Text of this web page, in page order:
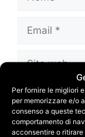
Per fornire le migliori
per memorizzare e/o
consenso a queste
comportamento di
acconsentire o
Email
Sito
Salva il
browser
commento.